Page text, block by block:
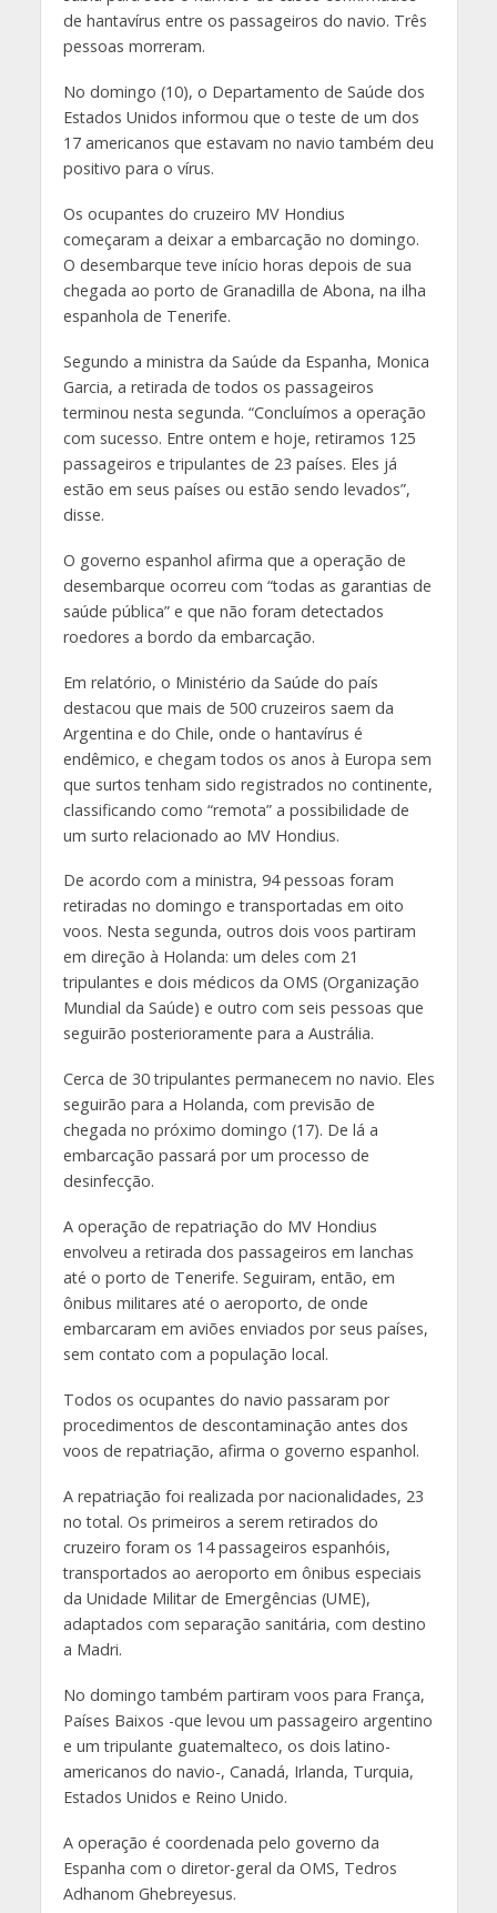
de hantavírus entre os passageiros do navio. Três
pessoas morreram.
No domingo (10), o Departamento de Saúde dos
Estados Unidos informou que o teste de um dos
17 americanos que estavam no navio também deu
positivo para o vírus.
Os ocupantes do cruzeiro MV Hondius
começaram a deixar a embarcação no domingo.
O desembarque teve início horas depois de sua
chegada ao porto de Granadilla de Abona, na ilha
espanhola de Tenerife.
Segundo a ministra da Saúde da Espanha, Monica
Garcia, a retirada de todos os passageiros
terminou nesta segunda. “Concluímos a operação
com sucesso. Entre ontem e hoje, retiramos 125
passageiros e tripulantes de 23 países. Eles já
estão em seus países ou estão sendo levados”,
disse.
O governo espanhol afirma que a operação de
desembarque ocorreu com “todas as garantias de
saúde pública” e que não foram detectados
roedores a bordo da embarcação.
Em relatório, o Ministério da Saúde do país
destacou que mais de 500 cruzeiros saem da
Argentina e do Chile, onde o hantavírus é
endêmico, e chegam todos os anos à Europa sem
que surtos tenham sido registrados no continente,
classificando como “remota” a possibilidade de
um surto relacionado ao MV Hondius.
De acordo com a ministra, 94 pessoas foram
retiradas no domingo e transportadas em oito
voos. Nesta segunda, outros dois voos partiram
em direção à Holanda: um deles com 21
tripulantes e dois médicos da OMS (Organização
Mundial da Saúde) e outro com seis pessoas que
seguirão posterioramente para a Austrália.
Cerca de 30 tripulantes permanecem no navio. Eles
seguirão para a Holanda, com previsão de
chegada no próximo domingo (17). De lá a
embarcação passará por um processo de
desinfecção.
A operação de repatriação do MV Hondius
envolveu a retirada dos passageiros em lanchas
até o porto de Tenerife. Seguiram, então, em
ônibus militares até o aeroporto, de onde
embarcaram em aviões enviados por seus países,
sem contato com a população local.
Todos os ocupantes do navio passaram por
procedimentos de descontaminação antes dos
voos de repatriação, afirma o governo espanhol.
A repatriação foi realizada por nacionalidades, 23
no total. Os primeiros a serem retirados do
cruzeiro foram os 14 passageiros espanhóis,
transportados ao aeroporto em ônibus especiais
da Unidade Militar de Emergências (UME),
adaptados com separação sanitária, com destino
a Madri.
No domingo também partiram voos para França,
Países Baixos -que levou um passageiro argentino
e um tripulante guatemalteco, os dois latino-
americanos do navio-, Canadá, Irlanda, Turquia,
Estados Unidos e Reino Unido.
A operação é coordenada pelo governo da
Espanha com o diretor-geral da OMS, Tedros
Adhanom Ghebreyesus.